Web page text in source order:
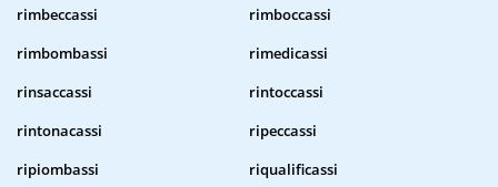
rimbeccassi
rimboccassi
rimbombassi
rimedicassi
rinsaccassi
rintoccassi
rintonacassi
ripeccassi
ripiombassi
riqualificassi